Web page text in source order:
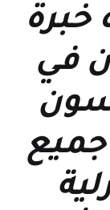
خبرة
في
جميع